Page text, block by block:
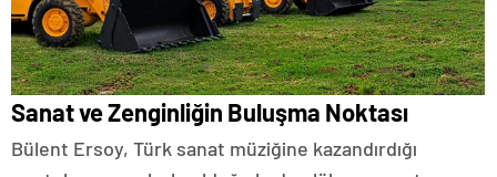
Sanat ve Zenginliğin Buluşma Noktası
Bülent Ersoy, Türk sanat müziğine kazandırdığı